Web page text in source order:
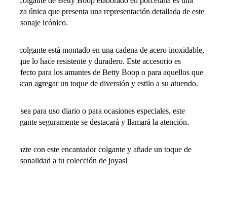
pieza única que presenta una representación detallada de este
personaje icónico.
El colgante está montado en una cadena de acero inoxidable,
lo que lo hace resistente y duradero. Este accesorio es
perfecto para los amantes de Betty Boop o para aquellos que
buscan agregar un toque de diversión y estilo a su atuendo.
Ya sea para uso diario o para ocasiones especiales, este
colgante seguramente se destacará y llamará la atención.
¡Hazte con este encantador colgante y añade un toque de
personalidad a tu colección de joyas!